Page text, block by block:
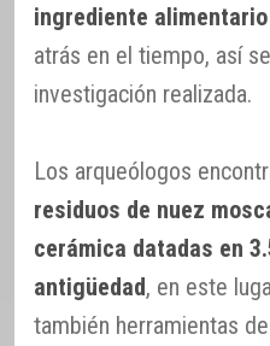
ingrediente alimentario
atrás en el tiempo, así
investigación realizada.
Los arqueólogos
residuos de nuez
cerámica datadas en
antigüedad, en este
también herramientas